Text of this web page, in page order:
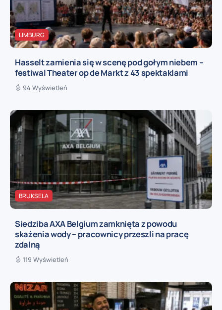
LIMBURG
Hasselt zamienia się w scenę pod gołym niebem –
festiwal Theater op de Markt z 43 spektaklami
94 Wyświetleń
BRUKSELA
Siedziba AXA Belgium zamknięta z powodu
skażenia wody – pracownicy przeszli na pracę
zdalną
119 Wyświetleń